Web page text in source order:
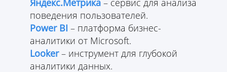
Яндекс.Метрика – сервис для анализа
поведения пользователей.
Power BI – платформа бизнес-
аналитики от Microsoft.
Looker– инструмент для глубокой
аналитики данных.